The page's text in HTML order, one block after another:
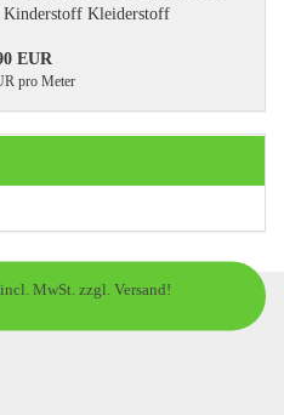
Kinderstoff Kleiderstoff
EUR
pro Meter
MwSt. zzgl. Versand!